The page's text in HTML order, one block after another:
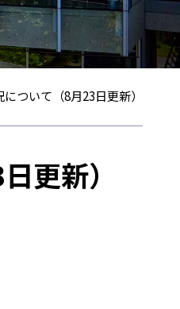
ついて（8月23日更新）
更新）